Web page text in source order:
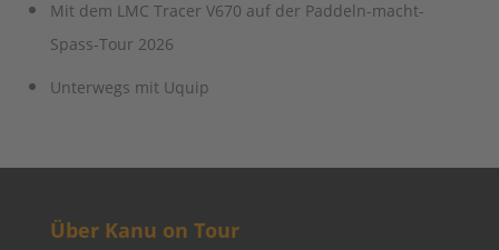
Mit dem LMC Tracer V670 auf der Paddeln-macht-
Spass-Tour 2026
Unterwegs mit Uquip
Über Kanu on Tour